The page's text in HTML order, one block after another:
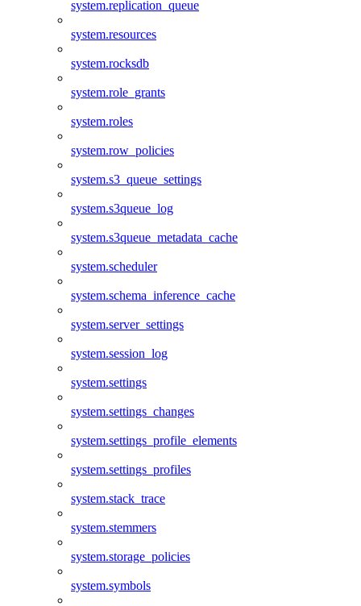
system.replication_queue
system.resources
system.rocksdb
system.role_grants
system.roles
system.row_policies
system.s3_queue_settings
system.s3queue_log
system.s3queue_metadata_cache
system.scheduler
system.schema_inference_cache
system.server_settings
system.session_log
system.settings
system.settings_changes
system.settings_profile_elements
system.settings_profiles
system.stack_trace
system.stemmers
system.storage_policies
system.symbols